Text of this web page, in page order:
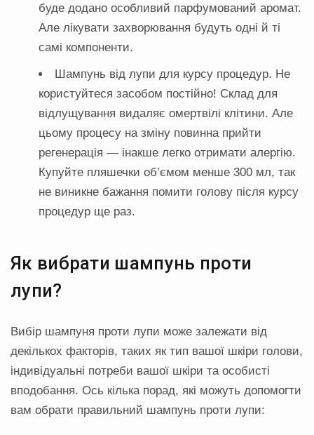
буде додано особливий парфумований аромат.
Але лікувати захворювання будуть одні й ті
самі компоненти.
Шампунь від лупи для курсу процедур. Не
користуйтеся засобом постійно! Склад для
відлущування видаляє омертвілі клітини. Але
цьому процесу на зміну повинна прийти
регенерація — інакше легко отримати алергію.
Купуйте пляшечки об’ємом менше 300 мл, так
не виникне бажання помити голову після курсу
процедур ще раз.
Як вибрати шампунь проти
лупи?
Вибір шампуня проти лупи може залежати від
декількох факторів, таких як тип вашої шкіри голови,
індивідуальні потреби вашої шкіри та особисті
вподобання. Ось кілька порад, які можуть допомогти
вам обрати правильний шампунь проти лупи: